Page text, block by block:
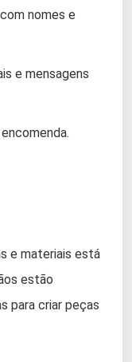
nomes e
e mensagens
e materiais está
estão
para criar peças